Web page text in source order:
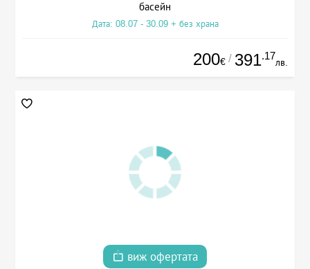
басейн
Дата: 08.07 - 30.09 + без храна
200€ / 391.17
лв.
виж офертата